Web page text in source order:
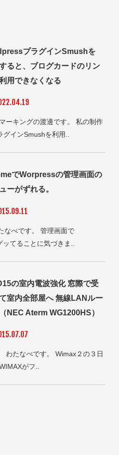
プラグインSmushを
ると、ブログカードのリン
用できなくなる
ーキングの渡邊です。 私の制作
グインSmushを利用..
でWorpressの管理画面の
ーがずれる。
なべです。 管理画面で
てることに気づきま..
の室内電波強化 窓際で受
室内全部屋へ 無線LANルー
NEC Aterm WG1200HS）
たなべです。 Wimax２の３日
がフ..